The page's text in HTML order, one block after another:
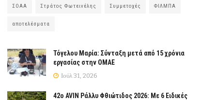
ΣΟΑΑ Στράτος Φωτεινέλης Συμμετοχές ΦΙΛΜΠΑ
αποτελέσματα
Τόγελου Μαρία: Σύνταξη μετά από 15 χρόνια
εργασίας στην ΟΜΑΕ
Ιούλ 31, 2026
42ο AVIN Ράλλυ Φθιώτιδος 2026: Με 6 Ειδικές